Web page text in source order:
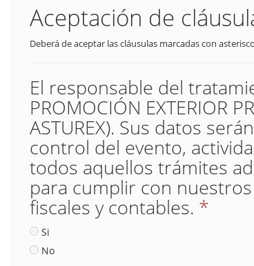
Aceptación de
Deberá de aceptar las cláusulas marcadas con
El responsable del
PROMOCIÓN EXTERIOR
ASTUREX). Sus datos
control del evento,
todos aquellos trámites
para cumplir con
fiscales y contables. *
Si
No